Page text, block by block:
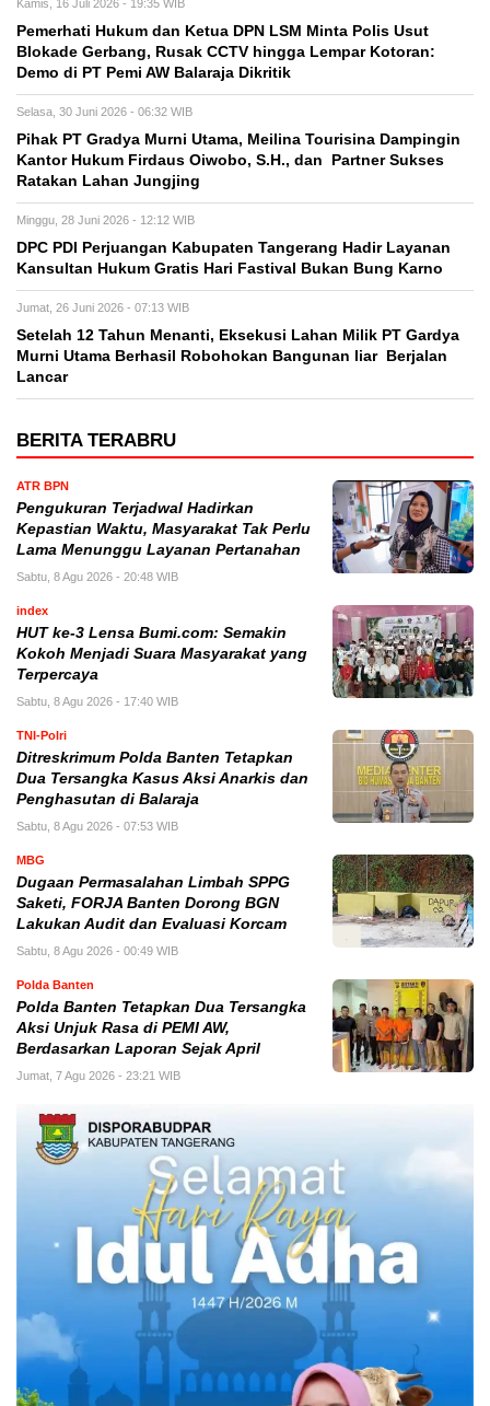
Kamis, 16 Juli 2026 - 19:35 WIB
Pemerhati Hukum dan Ketua DPN LSM Minta Polis Usut
Blokade Gerbang, Rusak CCTV hingga Lempar Kotoran:
Demo di PT Pemi AW Balaraja Dikritik
Selasa, 30 Juni 2026 - 06:32 WIB
Pihak PT Gradya Murni Utama, Meilina Tourisina Dampingin
Kantor Hukum Firdaus Oiwobo, S.H., dan Partner Sukses
Ratakan Lahan Jungjing
Minggu, 28 Juni 2026 - 12:12 WIB
DPC PDI Perjuangan Kabupaten Tangerang Hadir Layanan
Kansultan Hukum Gratis Hari Fastival Bukan Bung Karno
Jumat, 26 Juni 2026 - 07:13 WIB
Setelah 12 Tahun Menanti, Eksekusi Lahan Milik PT Gardya
Murni Utama Berhasil Robohokan Bangunan liar Berjalan
Lancar
BERITA TERABRU
ATR BPN
Pengukuran Terjadwal Hadirkan
Kepastian Waktu, Masyarakat Tak Perlu
Lama Menunggu Layanan Pertanahan
Sabtu, 8 Agu 2026 - 20:48 WIB
index
HUT ke-3 Lensa Bumi.com: Semakin
Kokoh Menjadi Suara Masyarakat yang
Terpercaya
Sabtu, 8 Agu 2026 - 17:40 WIB
TNI-Polri
Ditreskrimum Polda Banten Tetapkan
Dua Tersangka Kasus Aksi Anarkis dan
Penghasutan di Balaraja
Sabtu, 8 Agu 2026 - 07:53 WIB
MBG
Dugaan Permasalahan Limbah SPPG
Saketi, FORJA Banten Dorong BGN
Lakukan Audit dan Evaluasi Korcam
Sabtu, 8 Agu 2026 - 00:49 WIB
Polda Banten
Polda Banten Tetapkan Dua Tersangka
Aksi Unjuk Rasa di PEMI AW,
Berdasarkan Laporan Sejak April
Jumat, 7 Agu 2026 - 23:21 WIB